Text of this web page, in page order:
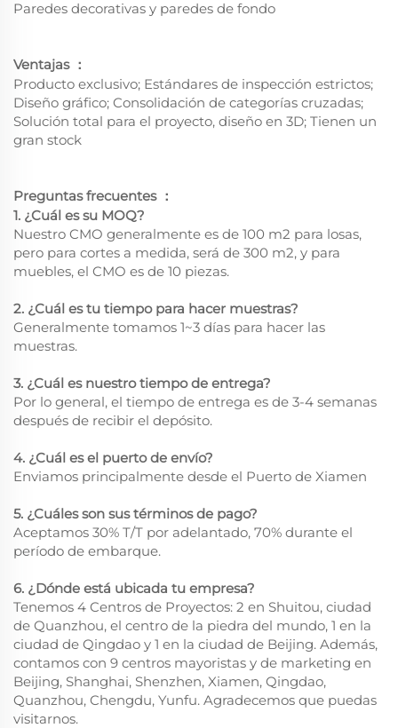
Paredes decorativas y paredes de fondo
Ventajas ：
Producto exclusivo; Estándares de inspección estrictos;
Diseño gráfico; Consolidación de categorías cruzadas;
Solución total para el proyecto, diseño en 3D; Tienen un
gran stock
Preguntas frecuentes ：
1. ¿Cuál es su MOQ?
Nuestro CMO generalmente es de 100 m2 para losas,
pero para cortes a medida, será de 300 m2, y para
muebles, el CMO es de 10 piezas.
2. ¿Cuál es tu tiempo para hacer muestras?
Generalmente tomamos 1~3 días para hacer las
muestras.
3. ¿Cuál es nuestro tiempo de entrega?
Por lo general, el tiempo de entrega es de 3-4 semanas
después de recibir el depósito.
4. ¿Cuál es el puerto de envío?
Enviamos principalmente desde el Puerto de Xiamen
5. ¿Cuáles son sus términos de pago?
Aceptamos 30% T/T por adelantado, 70% durante el
período de embarque.
6. ¿Dónde está ubicada tu empresa?
Tenemos 4 Centros de Proyectos: 2 en Shuitou, ciudad
de Quanzhou, el centro de la piedra del mundo, 1 en la
ciudad de Qingdao y 1 en la ciudad de Beijing. Además,
contamos con 9 centros mayoristas y de marketing en
Beijing, Shanghai, Shenzhen, Xiamen, Qingdao,
Quanzhou, Chengdu, Yunfu. Agradecemos que puedas
visitarnos.